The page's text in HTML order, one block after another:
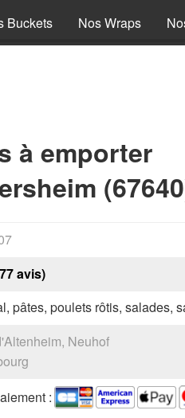
Buckets Nos Wraps
à emporter
avis)
pâtes, poulets rôtis, salades,
Neuhof
: